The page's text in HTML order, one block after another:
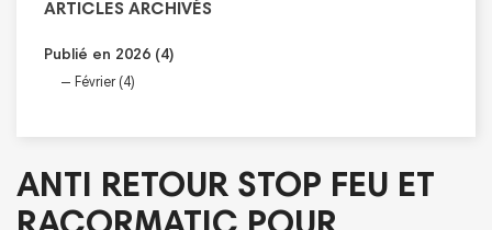
ARTICLES ARCHIVÉS
Publié en 2026 (4)
Février (4)
ANTI RETOUR STOP FEU ET